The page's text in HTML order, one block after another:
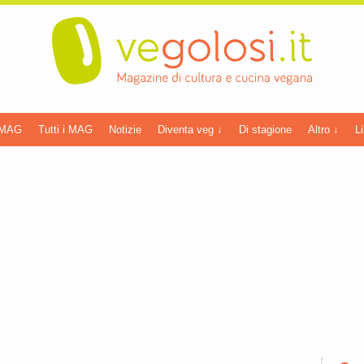
Tutti i MAG Notizie Diventa veg ↓ Di stagione Altro ↓